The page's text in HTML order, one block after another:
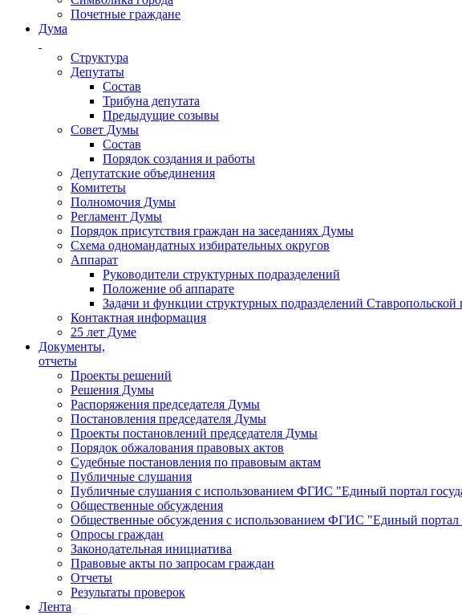
Почетные граждане
Дума
Структура
Депутаты
Состав
Трибуна депутата
Предыдущие созывы
Совет Думы
Состав
Порядок создания и работы
Депутатские объединения
Комитеты
Полномочия Думы
Регламент Думы
Порядок присутствия граждан на заседаниях Думы
Схема одномандатных избирательных округов
Аппарат
Руководители структурных подразделений
Положение об аппарате
Задачи и функции структурных подразделений
Контактная информация
25 лет Думе
Документы,
отчеты
Проекты решений
Решения Думы
Распоряжения председателя Думы
Постановления председателя Думы
Проекты постановлений председателя Думы
Порядок обжалования правовых актов
Судебные постановления по правовым актам
Публичные слушания
Публичные слушания с использованием ФГИС "Единый портал
Общественные обсуждения
Общественные обсуждения с использованием ФГИС "Единый
Опросы граждан
Законодательная инициатива
Правовые акты по запросам граждан
Отчеты
Результаты проверок
Лента